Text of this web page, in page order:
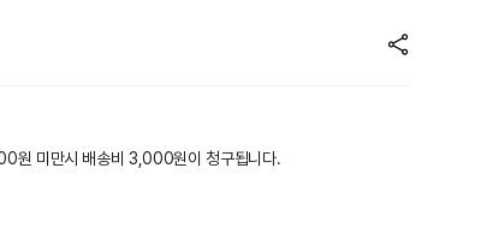
원 미만시 배송비 3,000원이 청구됩니다.